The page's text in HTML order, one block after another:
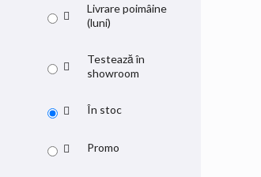
Livrare poimâine
(luni)
Testează în
showroom
În stoc
Promo